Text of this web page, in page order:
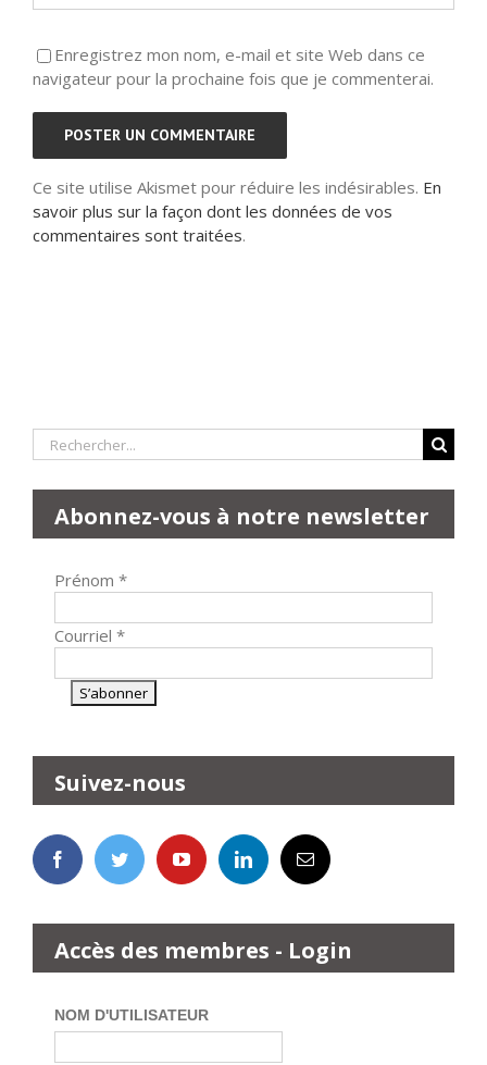
Enregistrez mon nom, e-mail et site Web dans ce
navigateur pour la prochaine fois que je commenterai.
Ce site utilise Akismet pour réduire les indésirables. En
savoir plus sur la façon dont les données de vos
commentaires sont traitées.
Rechercher:
Abonnez-vous à notre newsletter
Prénom *
Courriel *
Suivez-nous
Accès des membres - Login
NOM D'UTILISATEUR